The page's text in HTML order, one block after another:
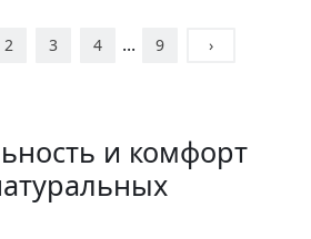
2 3 4 ... 9 ›
и комфорт